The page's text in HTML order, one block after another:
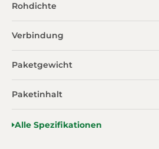
Rohdichte
Verbindung
Paketgewicht
Paketinhalt
Alle Spezifikationen